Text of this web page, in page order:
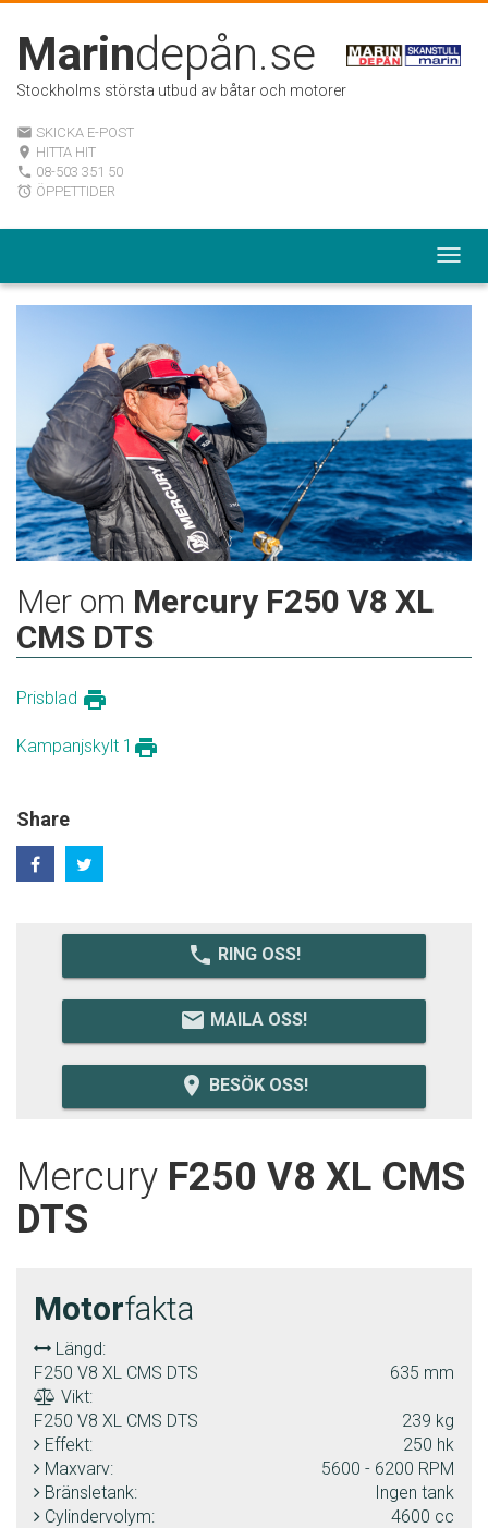
Marindepån.se
Stockholms största utbud av båtar och motorer
email SKICKA E-POST
room HITTA HIT
local_phone 08-503 351 50
alarm ÖPPETTIDER
Mer om Mercury F250 V8 XL
CMS DTS
Prisblad print
Kampanjskylt 1 print
Share
local_phone RING OSS!
email MAILA OSS!
room BESÖK OSS!
Mercury F250 V8 XL CMS
DTS
Motorfakta
Längd:
F250 V8 XL CMS DTS
635 mm
Vikt:
F250 V8 XL CMS DTS
239 kg
Effekt:
250 hk
Maxvarv:
5600 - 6200 RPM
Bränsletank:
Ingen tank
Cylindervolym:
4600 cc